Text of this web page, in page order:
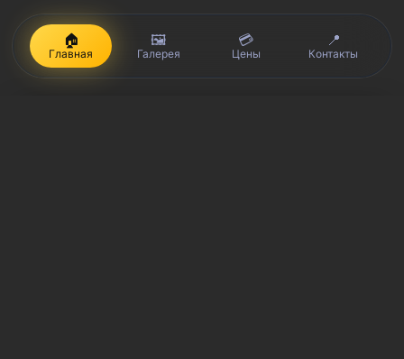
🏠
Главная
🖼️
Галерея
💳
Цены
📍
Контакты